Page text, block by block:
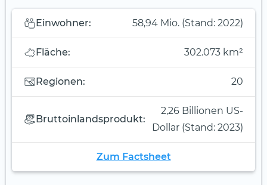
Einwohner: 58,94 Mio. (Stand: 2022)
Fläche: 302.073 km²
Regionen: 20
Bruttoinlandsprodukt:
2,26 Billionen US-
Dollar (Stand: 2023)
Zum Factsheet